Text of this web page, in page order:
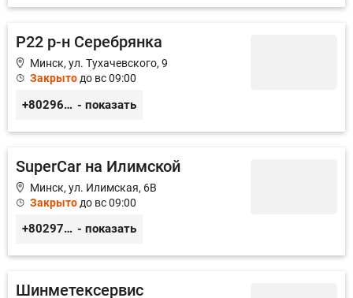
Р22 р-н Серебрянка
Минск, ул. Тухачевского, 9
Закрыто до вс 09:00
+80296299727 - показать
SuperCar на Илимской
Минск, ул. Илимская, 6В
Закрыто до вс 09:00
+80297172716 - показать
Шинметексервис